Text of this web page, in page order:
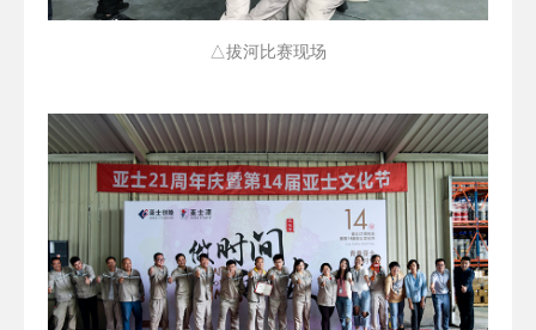
△拔河比赛现场